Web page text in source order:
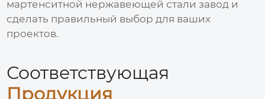
мартенситной нержавеющей стали завод и
сделать правильный выбор для ваших
проектов.
Соответствующая
Продукция